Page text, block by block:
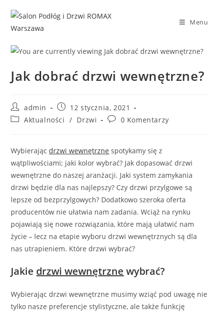
content
Menu
Jak dobrać drzwi wewnętrzne?
Post
author:
admin
Post
published:
12 stycznia, 2021
PostAktualności / Drzwi
Post0 Komentarzy
Wybierającdrzwi wewnętrzne spotykamy się z
wątpliwościami; jaki kolor wybrać? Jak dopasować drzwi
wewnętrzne do naszej aranżacji. Jaki system zamykania
drzwi będzie dla nas najlepszy? Czy drzwi przylgowe są
lepsze od bezprzylgowych? Dodatkowo szeroka oferta
producentów nie ułatwia nam zadania. Wciąż na rynku
pojawiają się nowe rozwiązania, które mają ułatwić nam
życie – lecz na etapie wyboru drzwi wewnętrznych są dla
nas utrapieniem. Które drzwi wybrać?
Jakie drzwi wewnętrzne wybrać?
Wybierając drzwi wewnętrzne musimy wziąć pod uwagę nie
tylko nasze preferencje stylistyczne, ale także funkcję